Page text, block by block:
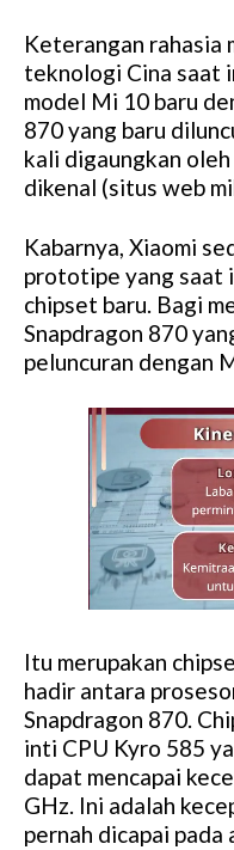
Keterangan rahasia
teknologi Cina saat
model Mi 10 baru
870 yang baru
kali digaungkan
dikenal (situs web
Kabarnya, Xiaomi
prototipe yang saat
chipset baru. Bagi
Snapdragon 870
peluncuran dengan
Itu merupakan
hadir antara
Snapdragon 870.
inti CPU Kyro 585
dapat mencapai
GHz. Ini adalah
pernah dicapai